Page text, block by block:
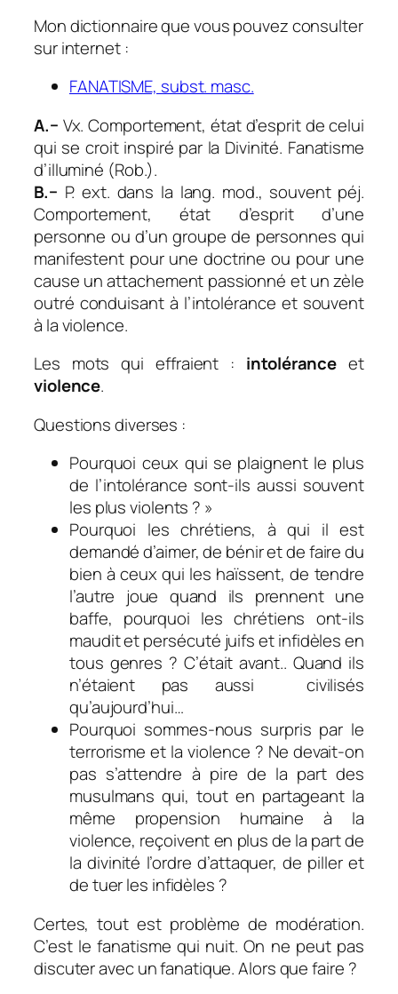
Mon dictionnaire que vous pouvez consulter
sur internet :
FANATISME, subst. masc.
A.− Vx. Comportement, état d’esprit de celui
qui se croit inspiré par la Divinité. Fanatisme
d’illuminé (Rob.).
B.− P. ext. dans la lang. mod., souvent péj.
Comportement, état d’esprit d’une
personne ou d’un groupe de personnes qui
manifestent pour une doctrine ou pour une
cause un attachement passionné et un zèle
outré conduisant à l’intolérance et souvent
à la violence.
Les mots qui effraient : intolérance et
violence.
Questions diverses :
Pourquoi ceux qui se plaignent le plus
de l’intolérance sont-ils aussi souvent
les plus violents ? »
Pourquoi les chrétiens, à qui il est
demandé d’aimer, de bénir et de faire du
bien à ceux qui les haïssent, de tendre
l’autre joue quand ils prennent une
baffe, pourquoi les chrétiens ont-ils
maudit et persécuté juifs et infidèles en
tous genres ? C’était avant.. Quand ils
n’étaient pas aussi civilisés
qu’aujourd’hui…
Pourquoi sommes-nous surpris par le
terrorisme et la violence ? Ne devait-on
pas s’attendre à pire de la part des
musulmans qui, tout en partageant la
même propension humaine à la
violence, reçoivent en plus de la part de
la divinité l’ordre d’attaquer, de piller et
de tuer les infidèles ?
Certes, tout est problème de modération.
C’est le fanatisme qui nuit. On ne peut pas
discuter avec un fanatique. Alors que faire ?